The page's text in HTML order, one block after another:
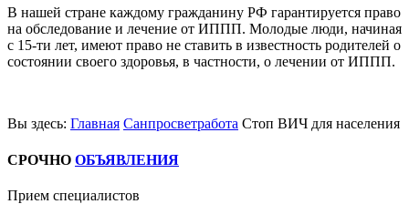
В нашей стране каждому гражданину РФ гарантируется право
на обследование и лечение от ИППП. Молодые люди, начиная
с 15-ти лет, имеют право не ставить в известность родителей о
состоянии своего здоровья, в частности, о лечении от ИППП.
Вы здесь: Главная Санпросветработа Стоп ВИЧ для населения
СРОЧНО ОБЪЯВЛЕНИЯ
Прием специалистов